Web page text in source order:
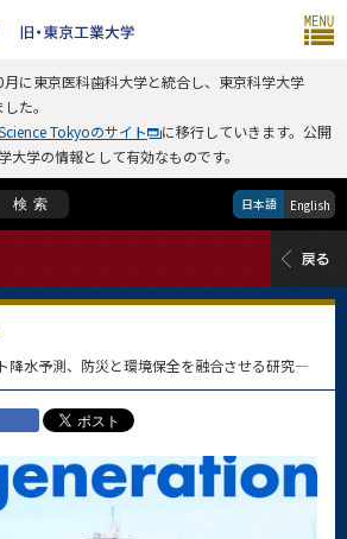
に東京医科歯科大学と統合し、東京科学大学
た。
Tokyoのサイト
に移行していきます。公開
大学の情報として有効なものです。
検索 日本語 English
降水予測、防災と環境保全を融合させる研究—